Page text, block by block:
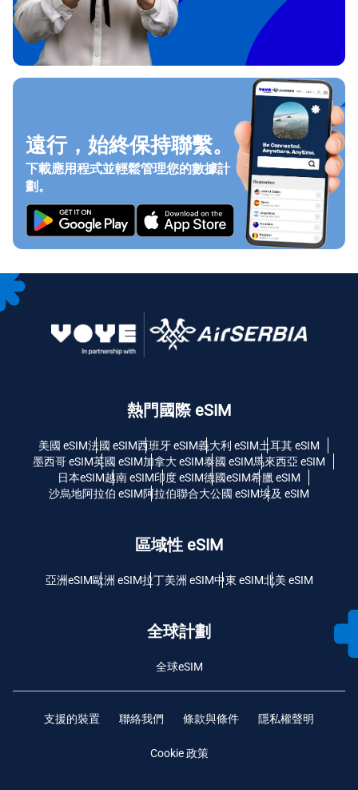
遠行，始終保持聯繫。
下載應用程式並輕鬆管理您的數據計
劃。
熱門國際 eSIM
美國 eSIM法國 eSIM西班牙 eSIM義大利 eSIM土耳其 eSIM
墨西哥 eSIM英國 eSIM加拿大 eSIM泰國 eSIM馬來西亞 eSIM
日本eSIM越南 eSIM印度 eSIM德國eSIM希臘 eSIM
沙烏地阿拉伯 eSIM阿拉伯聯合大公國 eSIM埃及 eSIM
區域性 eSIM
亞洲eSIM歐洲 eSIM拉丁美洲 eSIM中東 eSIM北美 eSIM
全球計劃
全球eSIM
支援的裝置 聯絡我們 條款與條件 隱私權聲明
Cookie 政策